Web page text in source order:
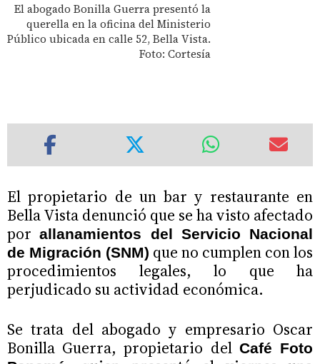
El abogado Bonilla Guerra presentó la
querella en la oficina del Ministerio
Público ubicada en calle 52, Bella Vista.
Foto: Cortesía
El propietario de un bar y restaurante en
Bella Vista denunció que se ha visto afectado
porallanamientos del Servicio Nacional
de Migración (SNM) que no cumplen con los
procedimientos legales, lo que ha
perjudicado su actividad económica.
Se trata del abogado y empresario Oscar
Bonilla Guerra, propietario del Café Foto